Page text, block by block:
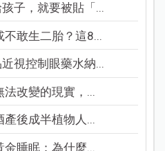
子，就要被貼「...
敢生二胎？這8...
視控制眼藥水納...
法改變的現實，...
產後成半植物人...
金睡眠：為什麼...